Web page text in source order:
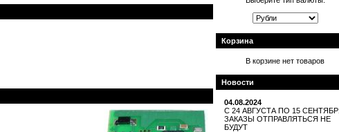
Корзина
В корзине нет товаров
Новости
04.08.2024
С 24 АВГУСТА ПО 15
ЗАКАЗЫ ОТПРАВЛЯТЬСЯ НЕ
БУДУТ